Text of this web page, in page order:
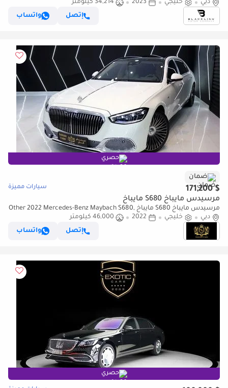
STANDARD | 2027 Mercedes Warranty + Service Contract, Low KMs, GCC
دبي خليجي 2023
34,214 كيلومتر
إتصل
واتساب
حصري
ضمان
$ 171,200 سيارات مميزة
مرسيدس مايباخ S680 مايباخ
مرسيدس مايباخ S680 مايباخ Other 2022 Mercedes-Benz Maybach S680,
Executive Rear Seat Package, EMC Warranty + Service!!
دبي خليجي 2022
46,000 كيلومتر
إتصل
واتساب
حصري